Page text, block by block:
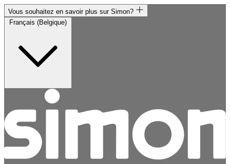
Vous souhaitez en savoir plus sur Simon?